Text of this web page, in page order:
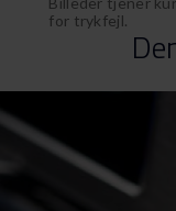
for trykfejl.